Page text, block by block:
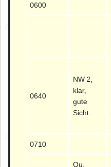
0600
0640
NW 2,
klar,
gute
Sicht.
0710
Qu.